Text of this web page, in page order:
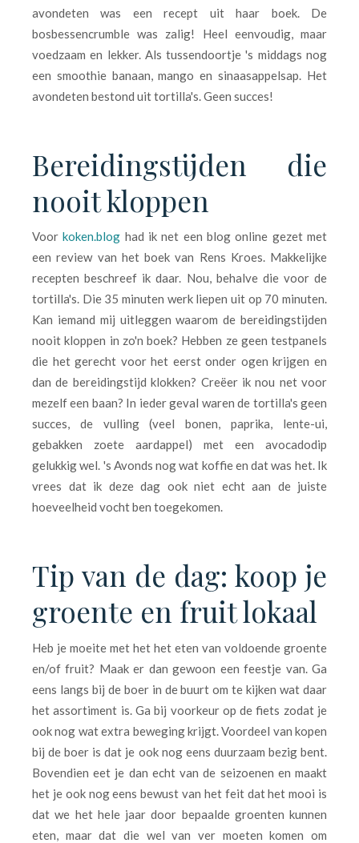
avondeten was een recept uit haar boek. De
bosbessencrumble was zalig! Heel eenvoudig, maar
voedzaam en lekker. Als tussendoortje 's middags nog
een smoothie banaan, mango en sinaasappelsap. Het
avondeten bestond uit tortilla's. Geen succes!
Bereidingstijden die
nooit kloppen
Voorkoken.blog had ik net een blog online gezet met
een review van het boek van Rens Kroes. Makkelijke
recepten beschreef ik daar. Nou, behalve die voor de
tortilla's. Die 35 minuten werk liepen uit op 70 minuten.
Kan iemand mij uitleggen waarom de bereidingstijden
nooit kloppen in zo'n boek? Hebben ze geen testpanels
die het gerecht voor het eerst onder ogen krijgen en
dan de bereidingstijd klokken? Creëer ik nou net voor
mezelf een baan? In ieder geval waren de tortilla's geen
succes, de vulling (veel bonen, paprika, lente-ui,
gebakken zoete aardappel) met een avocadodip
gelukkig wel. 's Avonds nog wat koffie en dat was het. Ik
vrees dat ik deze dag ook niet echt aan de juiste
hoeveelheid vocht ben toegekomen.
Tip van de dag: koop je
groente en fruit lokaal
Heb je moeite met het het eten van voldoende groente
en/of fruit? Maak er dan gewoon een feestje van. Ga
eens langs bij de boer in de buurt om te kijken wat daar
het assortiment is. Ga bij voorkeur op de fiets zodat je
ook nog wat extra beweging krijgt. Voordeel van kopen
bij de boer is dat je ook nog eens duurzaam bezig bent.
Bovendien eet je dan echt van de seizoenen en maakt
het je ook nog eens bewust van het feit dat het mooi is
dat we het hele jaar door bepaalde groenten kunnen
eten, maar dat die wel van ver moeten komen om